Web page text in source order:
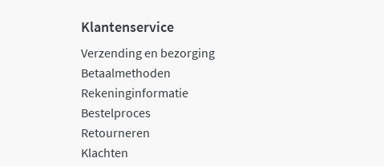
Klantenservice
Verzending en bezorging
Betaalmethoden
Rekeninginformatie
Bestelproces
Retourneren
Klachten